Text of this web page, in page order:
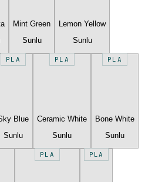
Mint Green
Sunlu
Lemon Yellow
Sunlu
PLA
Blue
Sunlu
PLA
Ceramic White
Sunlu
PLA
Bone White
Sunlu
PLA PLA